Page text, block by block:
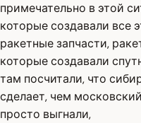
примечательно в этой
которые создавали все
ракетные запчасти,
которые создавали
там посчитали, что
сделает, чем
просто выгнали,